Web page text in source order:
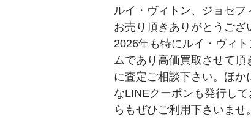
ティファニー ウブロ
タグホイヤー ロエベ
ルイ・ヴィトン、ジョセフ
お売り頂きありがとうござ
2026年も特にルイ・ヴィ
ムであり高価買取させて頂
に査定ご相談下さい。ほか
なLINEクーポンも発行し
らもぜひご利用下さいませ